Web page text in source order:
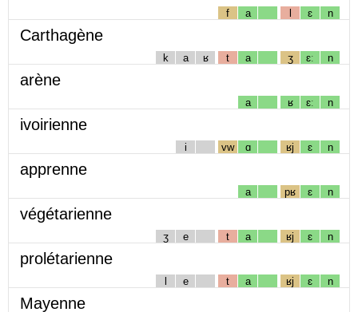
f a l ɛ n
Carthagène
k a ʁ t a ʒ ɛː n
arène
a ʁ ɛː n
ivoirienne
i vw ɑ ʁj ɛ n
apprenne
a pʁ ɛ n
végétarienne
ʒ e t a ʁj ɛ n
prolétarienne
l e t a ʁj ɛ n
Mayenne